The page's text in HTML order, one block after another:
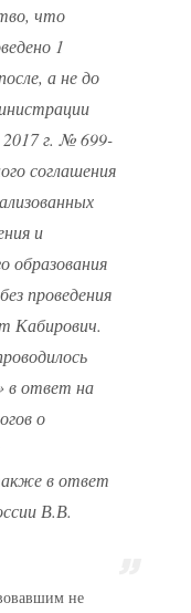
что
1
а не до
г. № 699-
соглашения
и
образования
проведения
Кабирович.
в ответ на
о
в ответ
В.В.
не